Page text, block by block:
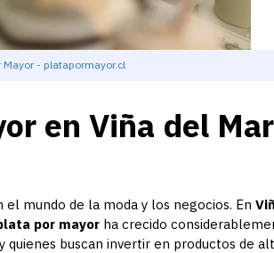
Mayor - platapormayor.cl
en Viña del
mundo de la moda y los negocios. En
por mayor ha crecido
buscan invertir en productos de